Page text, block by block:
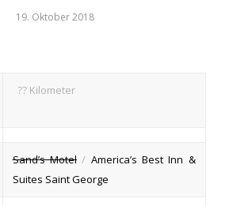
19. Oktober 2018
?? Kilometer
Sand’s Motel/ America’s Best Inn &
Suites Saint George